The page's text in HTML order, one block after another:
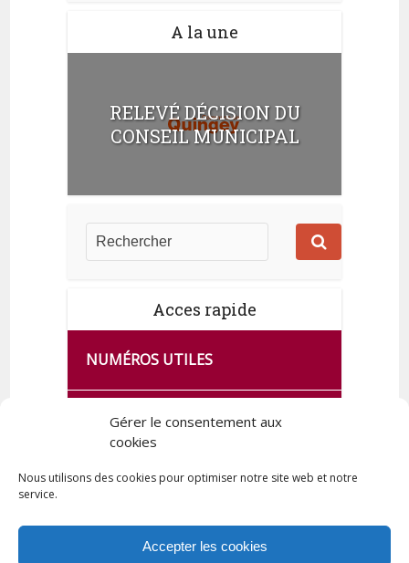
Gérer le consentement aux
cookies
Nous utilisons des cookies pour optimiser notre site web et notre
service.
Accepter les cookies
A la une
RELEVÉ DÉCISION DU
CONSEIL MUNICIPAL
Acces rapide
NUMÉROS UTILES
CA SE PASSE À FRANCE SERVICES
DE QUINGEY